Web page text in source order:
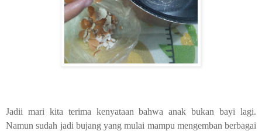
Jadii mari kita terima kenyataan bahwa anak bukan bayi lagi.
Namun sudah jadi bujang yang mulai mampu mengemban berbagai